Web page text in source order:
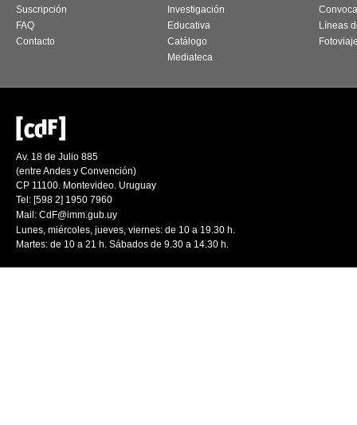
Suscripción
FAQ
Contacto
Investigación
Educativa
Catálogo
Mediateca
Líneas
Av. 18 de Julio 885
(entre Andes y Convención)
CP 11100. Montevideo. Uruguay
Tel: [598 2] 1950 7960
Mail: CdF@imm.gub.uy
Lunes, miércoles, jueves, viernes: de 10 a 19.30 h.
Martes: de 10 a 21 h. Sábados de 9.30 a 14.30 h.